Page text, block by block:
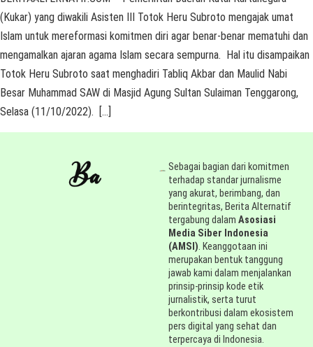
(Kukar) yang diwakili Asisten III Totok Heru Subroto mengajak umat
Islam untuk mereformasi komitmen diri agar benar-benar mematuhi dan
mengamalkan ajaran agama Islam secara sempurna. Hal itu disampaikan
Totok Heru Subroto saat menghadiri Tabliq Akbar dan Maulid Nabi
Besar Muhammad SAW di Masjid Agung Sultan Sulaiman Tenggarong,
Selasa (11/10/2022). […]
Sebagai bagian dari komitmen
terhadap standar jurnalisme
yang akurat, berimbang, dan
berintegritas, Berita Alternatif
tergabung dalamAsosiasi
Media Siber Indonesia
(AMSI). Keanggotaan ini
merupakan bentuk tanggung
jawab kami dalam menjalankan
prinsip-prinsip kode etik
jurnalistik, serta turut
berkontribusi dalam ekosistem
pers digital yang sehat dan
terpercaya di Indonesia.